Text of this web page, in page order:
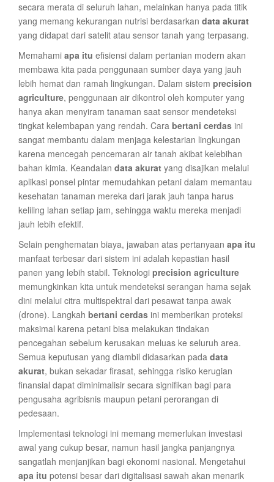
secara merata di seluruh lahan, melainkan hanya pada titik
yang memang kekurangan nutrisi berdasarkan data akurat
yang didapat dari satelit atau sensor tanah yang terpasang.
Memahami apa itu efisiensi dalam pertanian modern akan
membawa kita pada penggunaan sumber daya yang jauh
lebih hemat dan ramah lingkungan. Dalam sistem precision
agriculture, penggunaan air dikontrol oleh komputer yang
hanya akan menyiram tanaman saat sensor mendeteksi
tingkat kelembapan yang rendah. Cara bertani cerdas ini
sangat membantu dalam menjaga kelestarian lingkungan
karena mencegah pencemaran air tanah akibat kelebihan
bahan kimia. Keandalan data akurat yang disajikan melalui
aplikasi ponsel pintar memudahkan petani dalam memantau
kesehatan tanaman mereka dari jarak jauh tanpa harus
keliling lahan setiap jam, sehingga waktu mereka menjadi
jauh lebih efektif.
Selain penghematan biaya, jawaban atas pertanyaan apa itu
manfaat terbesar dari sistem ini adalah kepastian hasil
panen yang lebih stabil. Teknologi precision agriculture
memungkinkan kita untuk mendeteksi serangan hama sejak
dini melalui citra multispektral dari pesawat tanpa awak
(drone). Langkah bertani cerdas ini memberikan proteksi
maksimal karena petani bisa melakukan tindakan
pencegahan sebelum kerusakan meluas ke seluruh area.
Semua keputusan yang diambil didasarkan pada data
akurat, bukan sekadar firasat, sehingga risiko kerugian
finansial dapat diminimalisir secara signifikan bagi para
pengusaha agribisnis maupun petani perorangan di
pedesaan.
Implementasi teknologi ini memang memerlukan investasi
awal yang cukup besar, namun hasil jangka panjangnya
sangatlah menjanjikan bagi ekonomi nasional. Mengetahui
apa itu potensi besar dari digitalisasi sawah akan menarik